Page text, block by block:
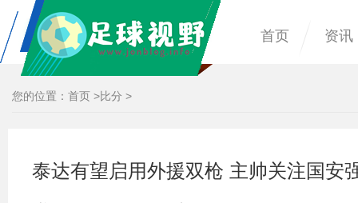
首页 资讯
您的位置： 首页 >比分 >
泰达有望启用外援双枪 主帅关注国安